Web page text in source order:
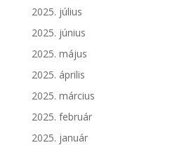
2025. július
2025. június
2025. május
2025. április
2025. március
2025. február
2025. január